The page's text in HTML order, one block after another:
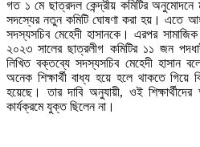
গত ১ মে ছাত্রদল কেন্দ্রীয় কমিটির
সদস্যের নতুন কমিটি ঘোষণা করা হয়। এতে
সদস্যসচিব মেহেদী হাসানকে। এরপর
২০২৩ সালের ছাত্রলীগ কমিটির ১১ জন
লিখিত বক্তব্যে সদস্যসচিব মেহেদী হাসান
অনেক শিক্ষার্থী বাধ্য হয়ে হলে থাকতে গিয়ে
হয়েছে। তার দাবি অনুযায়ী, ওই
কার্যক্রমে যুক্ত ছিলেন না।